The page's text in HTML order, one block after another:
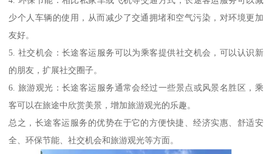
少个人车辆的使用，从而减少了交通拥堵和空气污染，对环境更加
友好。
5. 社交机会：长途客运服务可以为乘客提供社交机会，可以认识新
的朋友，扩展社交圈子。
6. 旅游观光：长途客运服务通常会经过一些景点或风景名胜区，乘
客可以在旅途中欣赏美景，增加旅游观光的乐趣。
总之，长途客运服务的优势在于它的方便快捷、经济实惠、舒适安
全、环保节能、社交机会和旅游观光等方面。